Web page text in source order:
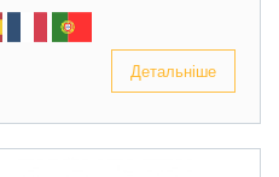
Детальніше